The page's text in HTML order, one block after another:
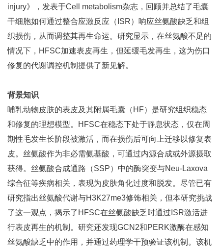
injury》，发表于Cell metabolism杂志，回顾并总结了毛囊
干细胞如何通过整合应激反应（ISR）响应丝氨酸缺乏和组
织损伤，从而调整其再生命运。研究显示，在丝氨酸不足的
情况下，HFSC加速表皮再生，但延缓毛发再生，这为伤口
修复的代谢调控机制提供了新见解。
背景知识
哺乳动物皮肤的表皮及其附属毛囊（HF）是研究组织稳态
和修复的理想模型。HFSC在稳态下处于静息状态，仅在周
期性毛发生长阶段被激活，而在损伤后可向上迁移以修复表
皮。丝氨酸作为非必需氨基酸，可通过内源合成或外源摄取
获得。丝氨酸合成通路（SSP）中的酶突变与Neu-Laxova
综合征等疾病相关，表现为皮肤角化过度和脱发。尽管已有
研究指出丝氨酸代谢与H3K27me3修饰相关，但本研究挑战
了这一观点，揭示了HFSC在丝氨酸缺乏时通过ISR激活进
行表皮再生的机制。研究还发现GCN2和PERK激酶在感知
丝氨酸缺乏中的作用，并通过药理学干预验证该机制。该机